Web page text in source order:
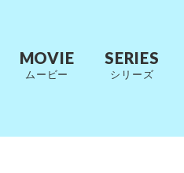
MOVIE
ムービー
SERIES
シリーズ